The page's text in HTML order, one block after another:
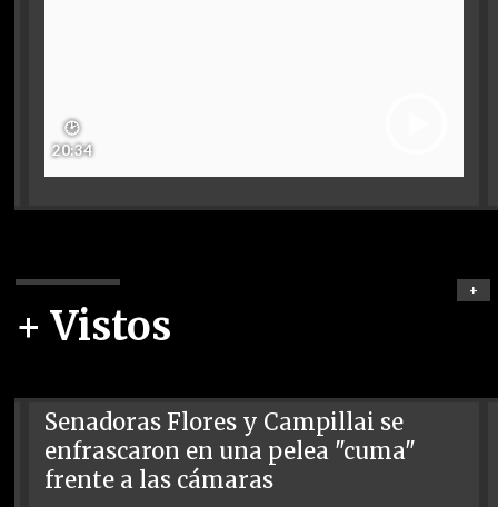
🕑
20:34
+ Vistos
+
Senadoras Flores y Campillai se
enfrascaron en una pelea "cuma"
frente a las cámaras